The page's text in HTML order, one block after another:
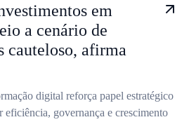
em
a cenário de
cauteloso, afirma
digital reforça papel estratégico
eficiência, governança e crescimento